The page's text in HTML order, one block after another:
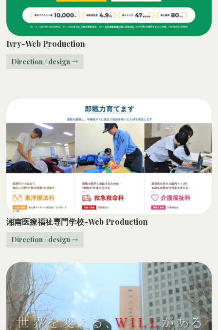
Ivry-Web Production
Direction / design
湘南医療福祉専門学校-Web Production
Direction / design